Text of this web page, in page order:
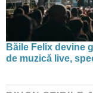
Băile Felix devine
de muzică live,